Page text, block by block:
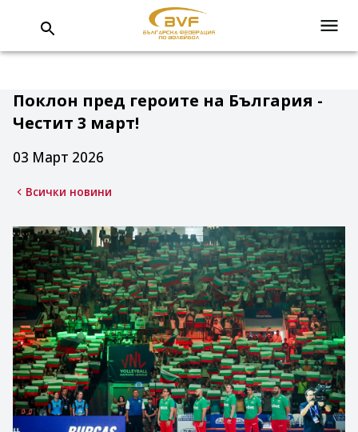
Поклон пред героите на България -
Честит 3 март!
03 Март 2026
Всички новини